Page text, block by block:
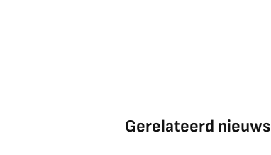
Gerelateerd nieuws